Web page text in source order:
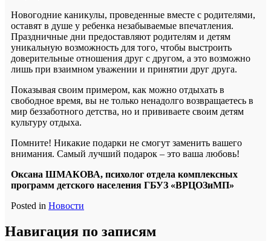
Новогодние каникулы, проведенные вместе с родителями,
оставят в душе у ребенка незабываемые впечатления.
Праздничные дни предоставляют родителям и детям
уникальную возможность для того, чтобы выстроить
доверительные отношения друг с другом, а это возможно
лишь при взаимном уважении и принятии друг друга.
Показывая своим примером, как можно отдыхать в
свободное время, вы не только ненадолго возвращаетесь в
мир беззаботного детства, но и прививаете своим детям
культуру отдыха.
Помните! Никакие подарки не смогут заменить вашего
внимания. Самый лучший подарок – это ваша любовь!
Оксана ШМАКОВА, психолог отдела комплексных
программ детского населения ГБУЗ «ВРЦОЗиМП»
Posted in Новости
Навигация по записям